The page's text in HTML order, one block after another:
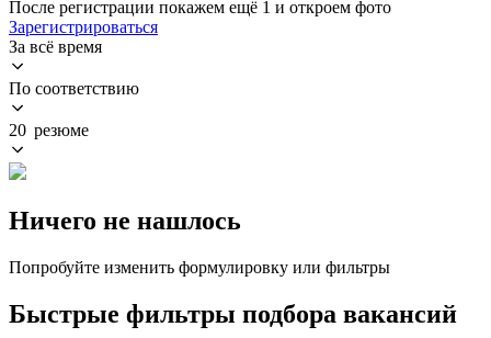
После регистрации покажем ещё 1 и откроем фото
Зарегистрироваться
За всё время
По соответствию
20 резюме
Ничего не нашлось
Попробуйте изменить формулировку или фильтры
Быстрые фильтры подбора вакансий